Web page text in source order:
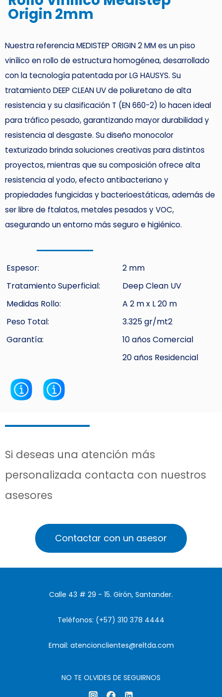
Origin 2mm
Nuestra referencia MEDISTEP ORIGIN 2 MM es un piso
vinílico en rollo de estructura homogénea, desarrollado
con la tecnología patentada por LG HAUSYS. Su
tratamiento DEEP CLEAN UV de poliuretano de alta
resistencia y su clasificación T (EN 660-2) lo hacen ideal
para tráfico pesado, garantizando mayor durabilidad y
resistencia al desgaste. Su diseño monocolor
texturizado brinda soluciones creativas para distintos
proyectos, mientras que su composición ofrece alta
resistencia al yodo, efecto antibacteriano y
propiedades fungicidas y bacterioestáticas, además de
ser libre de ftalatos, metales pesados y VOC,
asegurando un entorno más seguro e higiénico.
Espesor:
2 mm
Tratamiento Superficial:
Deep Clean UV
Medidas Rollo:
A 2 m x L 20 m
Peso Total:
3.325 gr/mt2
Garantía:
10 años Comercial
20 años Residencial
Si deseas una atención más
personalizada contacta con nuestros
asesores
Contactar con un asesor
Calle 43 # 29 - 15. Girón, Santander.
Teléfonos: (+57) 310 378 4444
Email: atencionclientes@reltda.com
NO TE OLVIDES DE SEGUIRNOS